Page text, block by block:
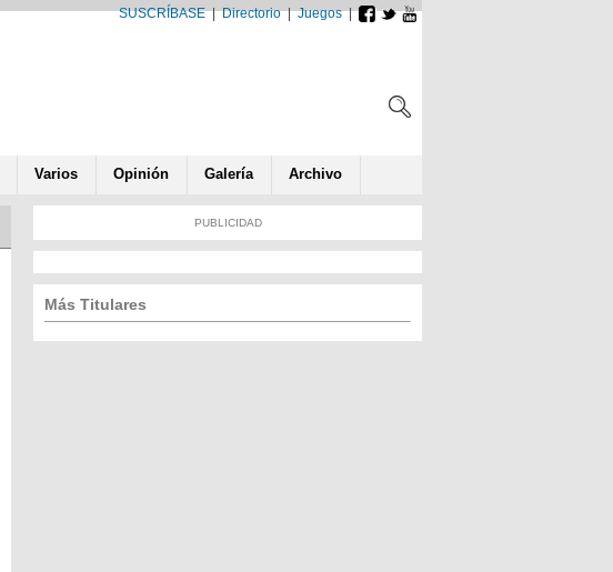
SUSCRÍBASE|Directorio|Juegos|
Varios Opinión Galería Archivo
PUBLICIDAD
Más Titulares